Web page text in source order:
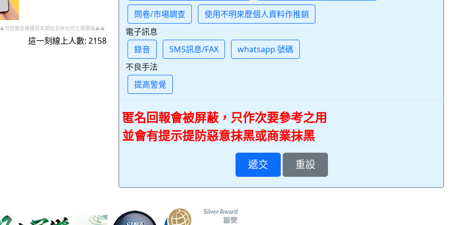
登廣告機構與本網站全無任何立場關係▲▲
這一刻線上人數: 2158
問卷/市場調查
使用不明來歷個人資料作推銷
電子訊息
錄音
SMS訊息/FAX
whatsapp 號碼
不良手法
提高警覺
匿名回報會被屏蔽，只作次要參考之用
並會有提示提防惡意抹黑或商業抹黑